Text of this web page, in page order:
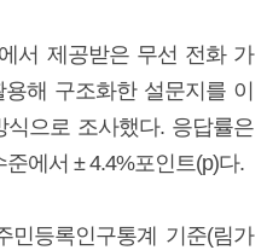
서 제공받은 무선 전화 가
해 구조화한 설문지를 이
식으로 조사했다. 응답률은
에서 ± 4.4%포인트(p)다.
민등록인구통계 기준(림가